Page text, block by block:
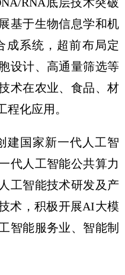
基于生物信息学和机
成系统，超前布局定
设计、高通量筛选等
术在农业、食品、材
化应用。
建国家新一代人工智
代人工智能公共算力
工智能技术研发及产
术，积极开展AI大模
智能服务业、智能制